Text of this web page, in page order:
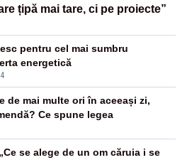
țipă mai tare, ci pe proiecte”
pentru cel mai sumbru
energetică
de mai multe ori în aceeași zi,
Ce spune legea
se alege de un om căruia i se